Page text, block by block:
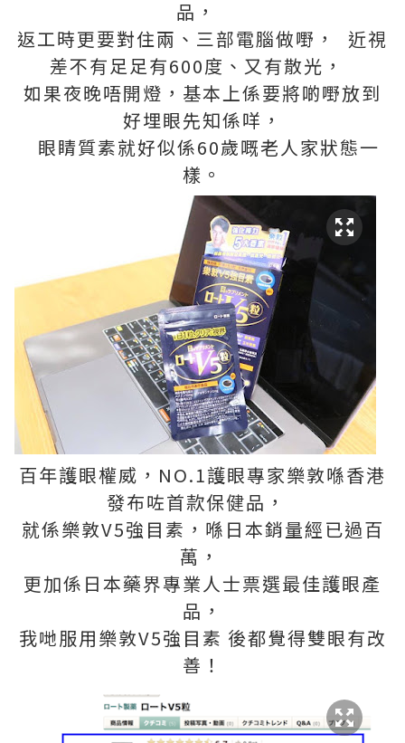
品，
返工時更要對住兩、三部電腦做嘢， 近視
差不有足足有600度、又有散光，
如果夜晚唔開燈，基本上係要將啲嘢放到
好埋眼先知係咩，
眼睛質素就好似係60歲嘅老人家狀態一
樣。
百年護眼權威，NO.1護眼專家樂敦喺香港
發布咗首款保健品，
就係樂敦V5強目素，喺日本銷量經已過百
萬，
更加係日本藥界專業人士票選最佳護眼產
品，
我哋服用樂敦V5強目素 後都覺得雙眼有改
善！